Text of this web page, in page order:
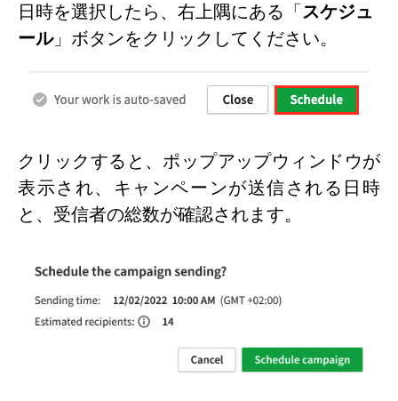
日時を選択したら、右上隅にある「スケジュ
ール」ボタンをクリックしてください。
クリックすると、ポップアップウィンドウが
表示され、キャンペーンが送信される日時
と、受信者の総数が確認されます。